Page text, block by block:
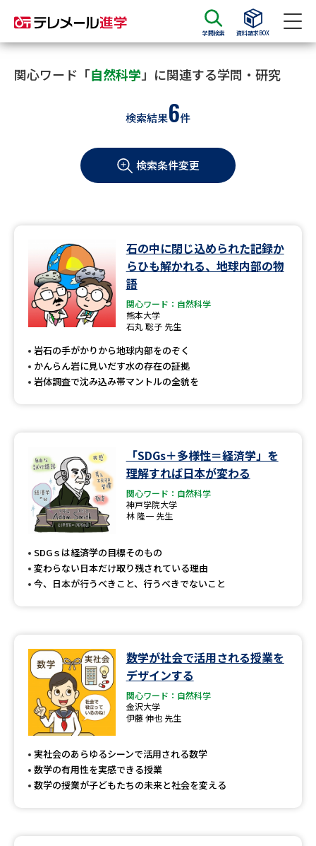
学問検索 資料請求BOX
資料請求 資料検索
大学・短大の資料種類から請求
学部・学科パンフ
大学・短大以外の資料から請求
専門学校の資料請求
留学・進学関連、塾・予備校
大学入学共通テスト「受験案
内」の請求
大学入学共通テスト「受験上の
高等学校（情報）教員資格認定
大学研究
大学で学べる内容や特徴を調べる
データサイエンス特集 奨学金・特待生制度特集
デジタルパンフレット 進路の３択
新学年スタート号特集ページ
（高3生用）
（高2生用）
SELFBRAND特集ページ
関心ワード「自然科学 」に関連する学問・研究
検索結果6件
検索条件変更
石の中に閉じ込められた記録か
らひも解かれる、地球内部の物
語
関心ワード：自然科学
熊本大学
石丸 聡子 先生
岩石の手がかりから地球内部をのぞく
かんらん岩に見いだす水の存在の証拠
岩体調査で沈み込み帯マントルの全貌を
「SDGs＋多様性＝経済学」を
理解すれば日本が変わる
関心ワード：自然科学
神戸学院大学
林 隆一 先生
SDGｓは経済学の目標そのもの
変わらない日本だけ取り残されている理由
今、日本が行うべきこと、行うべきでないこと
数学が社会で活用される授業を
デザインする
関心ワード：自然科学
金沢大学
伊藤 伸也 先生
実社会のあらゆるシーンで活用される数学
数学の有用性を実感できる授業
数学の授業が子どもたちの未来と社会を変える